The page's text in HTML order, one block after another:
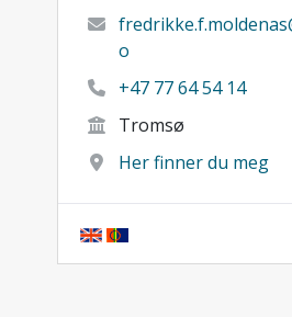
o
+47 77 64 54 14
Tromsø
Her finner du meg